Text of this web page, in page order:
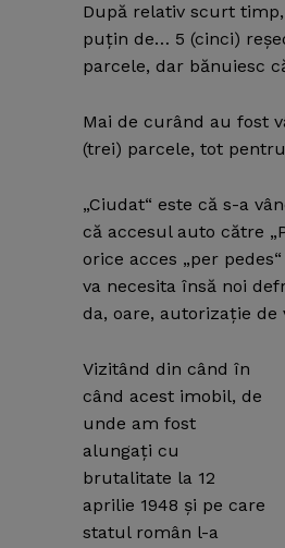
După relativ scurt
puţin de… 5 (cinci)
parcele, dar bănuiesc
Mai de curând au fost
(trei) parcele, tot
„Ciudat“ este că s-a
că accesul auto către
orice acces „per
va necesita însă noi
da, oare, autorizaţie
Vizitând din când în
când acest imobil, de
unde am fost
alungaţi cu
brutalitate la 12
aprilie 1948 şi pe care
statul român l-a